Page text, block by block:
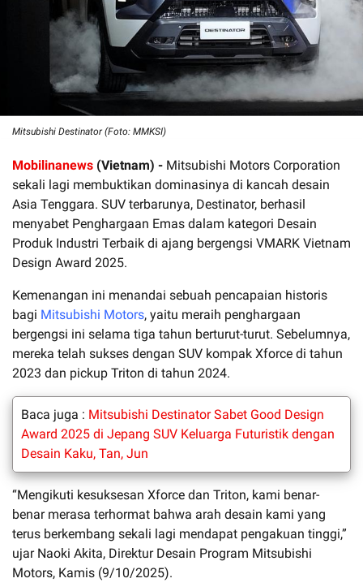
Mitsubishi Destinator (Foto: MMKSI)
Mobilinanews (Vietnam) - Mitsubishi Motors Corporation
sekali lagi membuktikan dominasinya di kancah desain
Asia Tenggara. SUV terbarunya, Destinator, berhasil
menyabet Penghargaan Emas dalam kategori Desain
Produk Industri Terbaik di ajang bergengsi VMARK Vietnam
Design Award 2025.
Kemenangan ini menandai sebuah pencapaian historis
bagi Mitsubishi Motors, yaitu meraih penghargaan
bergengsi ini selama tiga tahun berturut-turut. Sebelumnya,
mereka telah sukses dengan SUV kompak Xforce di tahun
2023 dan pickup Triton di tahun 2024.
Baca juga : Mitsubishi Destinator Sabet Good Design
Award 2025 di Jepang SUV Keluarga Futuristik dengan
Desain Kaku, Tan, Jun
“Mengikuti kesuksesan Xforce dan Triton, kami benar-
benar merasa terhormat bahwa arah desain kami yang
terus berkembang sekali lagi mendapat pengakuan tinggi,”
ujar Naoki Akita, Direktur Desain Program Mitsubishi
Motors, Kamis (9/10/2025).